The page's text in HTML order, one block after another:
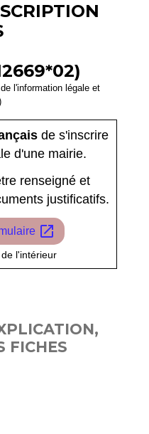
l'information légale et
de s'inscrire
d'une mairie.
renseigné et
justificatifs.
open_in_new
l'intérieur
FICHES